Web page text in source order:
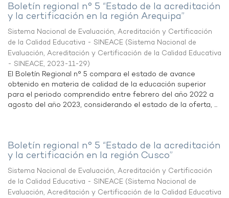
Boletín regional n° 5 “Estado de la acreditación
y la certificación en la región Arequipa”
Sistema Nacional de Evaluación, Acreditación y Certificación
de la Calidad Educativa - SINEACE (Sistema Nacional de
Evaluación, Acreditación y Certificación de la Calidad Educativa
- SINEACE, 2023-11-29)
El Boletín Regional n° 5 compara el estado de avance
obtenido en materia de calidad de la educación superior
para el periodo comprendido entre febrero del año 2022 a
agosto del año 2023, considerando el estado de la oferta, ...
Boletín regional n° 5 “Estado de la acreditación
y la certificación en la región Cusco”
Sistema Nacional de Evaluación, Acreditación y Certificación
de la Calidad Educativa - SINEACE (Sistema Nacional de
Evaluación, Acreditación y Certificación de la Calidad Educativa